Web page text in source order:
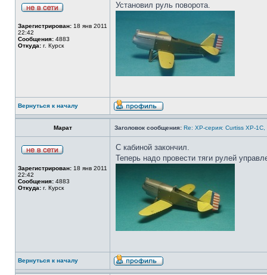
Зарегистрирован: 18 янв 2011
22:42
Сообщения: 4883
Откуда: г. Курск
Установил руль поворота.
Вернуться к началу
Марат Заголовок сообщения: Re: ХP-серия: Curtiss XP-
Зарегистрирован: 18 янв 2011
22:42
Сообщения: 4883
Откуда: г. Курск
С кабиной закончил.
Теперь надо провести тяги рулей
Вернуться к началу